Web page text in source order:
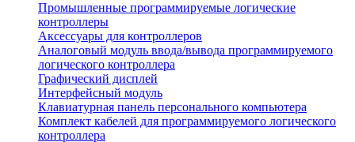
Промышленные программируемые логические
контроллеры
Аксессуары для контроллеров
Аналоговый модуль ввода/вывода программируемого
логического контроллера
Графический дисплей
Интерфейсный модуль
Клавиатурная панель персонального компьютера
Комплект кабелей для программируемого логического
контроллера